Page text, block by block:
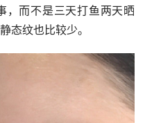
，而不是三天打鱼两天晒
态纹也比较少。